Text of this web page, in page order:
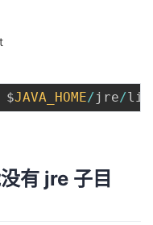
$JAVA_HOME/jre/lib
有 jre 子目